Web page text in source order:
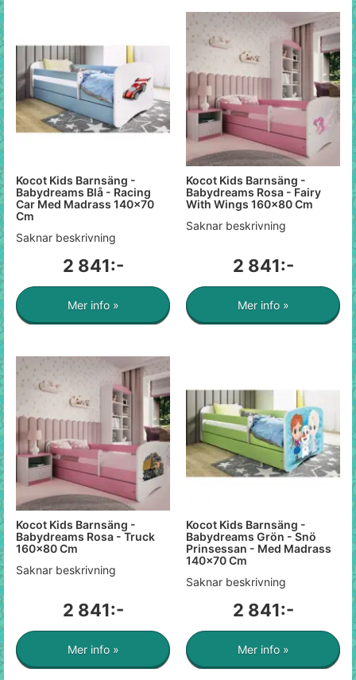
Kocot Kids Barnsäng -
Babydreams Blå - Racing
Car Med Madrass 140x70
Cm
Saknar beskrivning
2 841:-
Mer info »
Kocot Kids Barnsäng -
Babydreams Rosa - Fairy
With Wings 160x80 Cm
Saknar beskrivning
2 841:-
Mer info »
Kocot Kids Barnsäng -
Babydreams Rosa - Truck
160x80 Cm
Saknar beskrivning
2 841:-
Mer info »
Kocot Kids Barnsäng -
Babydreams Grön - Snö
Prinsessan - Med Madrass
140x70 Cm
Saknar beskrivning
2 841:-
Mer info »